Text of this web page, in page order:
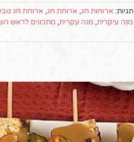
תגיות: ארוחות חג, ארוחת חג, ארוחת חג
מנה עיקרית, מנה עקרית, מתכונים לראש